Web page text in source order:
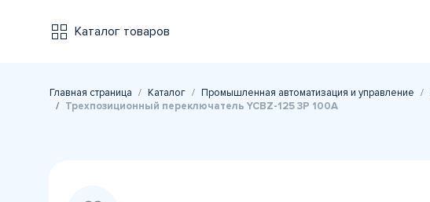
Каталог товаров
Главная страница Каталог Промышленная автоматизация и управление
Трехпозиционный переключатель YCBZ-125 3Р 100А